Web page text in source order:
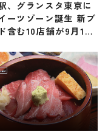
、グランスタ東京に
ーツゾーン誕生 新ブ
含む10店舗が9月13